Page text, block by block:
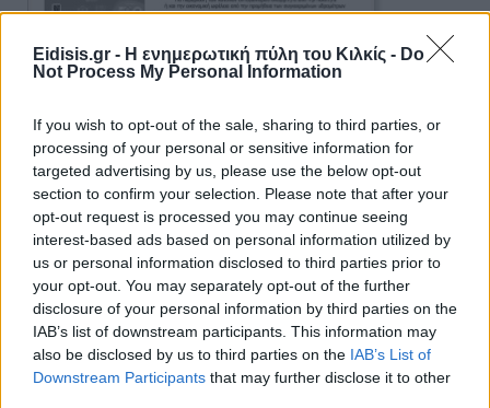
Eidisis.gr - Η ενημερωτική πύλη του Κιλκίς - Do
Not Process My Personal Information
If you wish to opt-out of the sale, sharing to third parties, or
processing of your personal or sensitive information for
targeted advertising by us, please use the below opt-out
section to confirm your selection. Please note that after your
opt-out request is processed you may continue seeing
interest-based ads based on personal information utilized by
us or personal information disclosed to third parties prior to
your opt-out. You may separately opt-out of the further
disclosure of your personal information by third parties on the
IAB’s list of downstream participants. This information may
also be disclosed by us to third parties on the IAB’s List of
Downstream Participants that may further disclose it to other
Ειδήσεις 5-8-2026